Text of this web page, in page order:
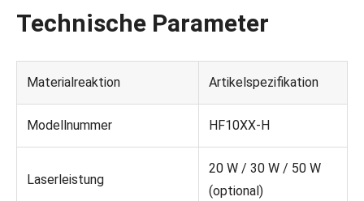
Technische Parameter
Materialreaktion Artikelspezifikation
Modellnummer HF10XX-H
Laserleistung
20 W / 30 W / 50 W
(optional)